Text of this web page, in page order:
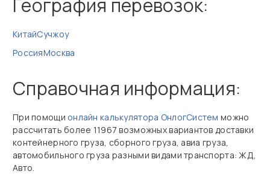
География перевозок:
КитайСучжоу
РоссияМосква
Справочная информация:
При помощи онлайн калькулятора ОнлогСистем можно
рассчитать более 11967 возможных вариантов доставки
контейнерного груза, сборного груза, авиа груза,
автомобильного груза разными видами транспорта: ЖД,
Авто.